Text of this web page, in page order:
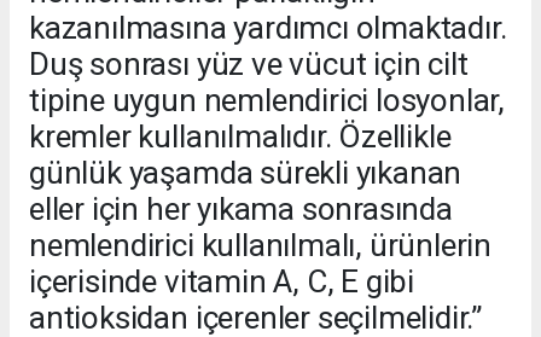
kazanılmasına yardımcı olmaktadır.
Duş sonrası yüz ve vücut için cilt
tipine uygun nemlendirici losyonlar,
kremler kullanılmalıdır. Özellikle
günlük yaşamda sürekli yıkanan
eller için her yıkama sonrasında
nemlendirici kullanılmalı, ürünlerin
içerisinde vitamin A, C, E gibi
antioksidan içerenler seçilmelidir.”